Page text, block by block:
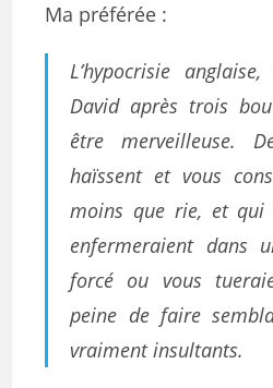
Ma préférée :
L’hypocrisie
David après trois
être merveilleuse.
haïssent et vous
moins que rie, et qui
enfermeraient dans
forcé ou vous
peine de faire
vraiment insultants.